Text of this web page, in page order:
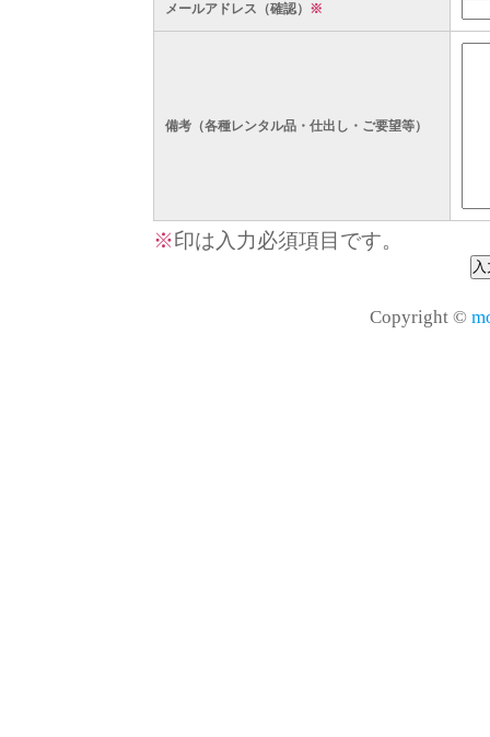
メールアドレス（確認） ※
備考（各種レンタル品・仕出し・ご要望等）
※印は入力必須項目です。
Copyright ©